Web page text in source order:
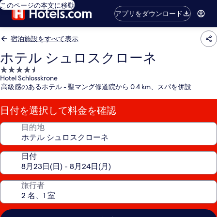
このページの本文に移動
アプリをダウンロード
宿泊施設をすべて表示
ホテル シュロスクローネ
4.5
つ
星
宿
泊
施
Hotel Schlosskrone
高級感のあるホテル - 聖マング修道院から 0.4 km、スパを併設
日付を選択して料金を確認
目的地
日付
旅行者